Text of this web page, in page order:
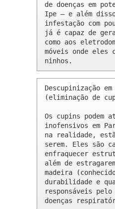
de doenças em
Ipe – e além
infestação com
já é capaz de
como aos
móveis onde eles
ninhos.
Descupinização
(eliminação de
Os cupins podem
inofensivos em
na realidade,
serem. Eles são
enfraquecer
além de
madeira
durabilidade e
responsáveis
doenças